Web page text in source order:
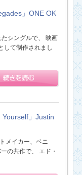
」ONE OK
シングルで、 映画
して制作されまし
」Justin
メイカー、ベニ
の共作で、 エド・